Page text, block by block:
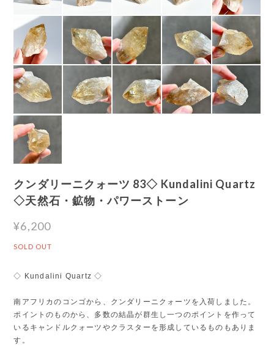
クンダリーニクォーツ 83◇ Kundalini Quartz
◇天然石・鉱物・パワーストーン
¥6,200
SOLD OUT
◇ Kundalini Quartz ◇
南アフリカのコンゴから、クンダリーニクォーツを入荷しました。
ポイントのものから、多数の結晶が群生し一つのポイントを作って
いるキャンドルクォーツやクラスターを形成しているものもありま
す。